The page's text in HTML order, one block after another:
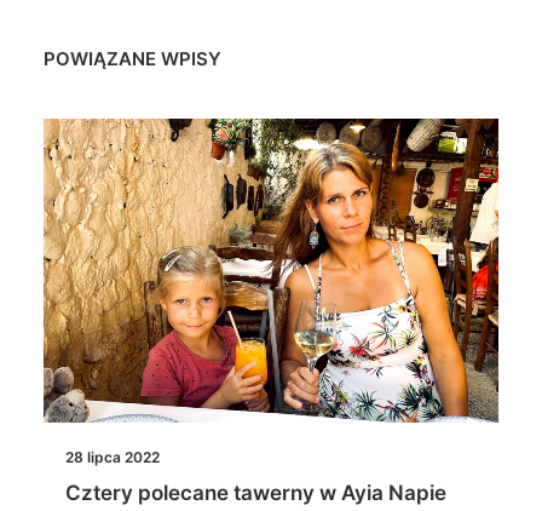
POWIĄZANE WPISY
28 lipca 2022
Cztery polecane tawerny w Ayia Napie